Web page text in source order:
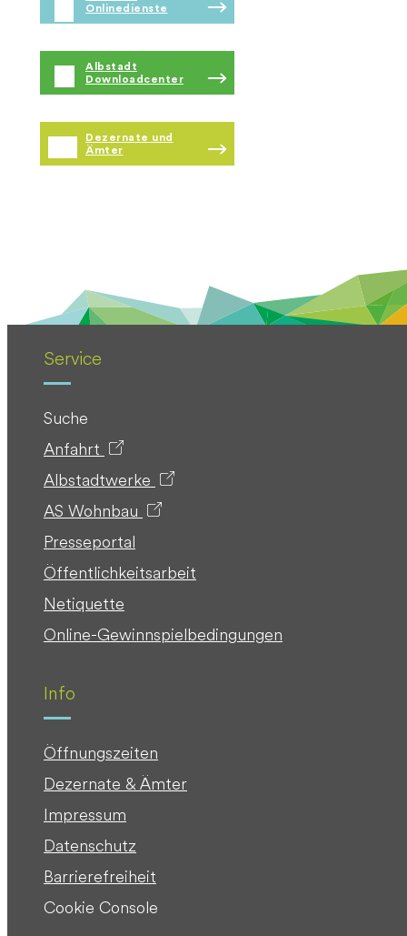
Onlinedienste
Albstadt
Downloadcenter
Dezernate und
Ämter
Service
Suche
Anfahrt
Albstadtwerke
AS Wohnbau
Presseportal
Öffentlichkeitsarbeit
Netiquette
Online-Gewinnspielbedingungen
Info
Öffnungszeiten
Dezernate & Ämter
Impressum
Datenschutz
Barrierefreiheit
Cookie Console